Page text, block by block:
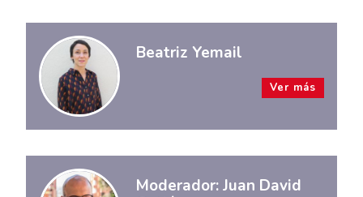
Beatriz Yemail
Ver más
Moderador: Juan David